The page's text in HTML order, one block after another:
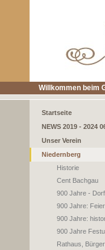
Willkommen beim
Startseite
NEWS 2019 - 2024
Unser Verein
Niedernberg
Historie
Cent Bachgau
900 Jahre -
900 Jahre:
900 Jahre:
900 Jahre
Rathaus,